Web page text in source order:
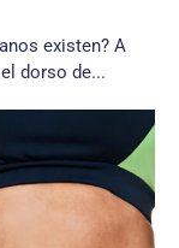
existen? A
dorso de...